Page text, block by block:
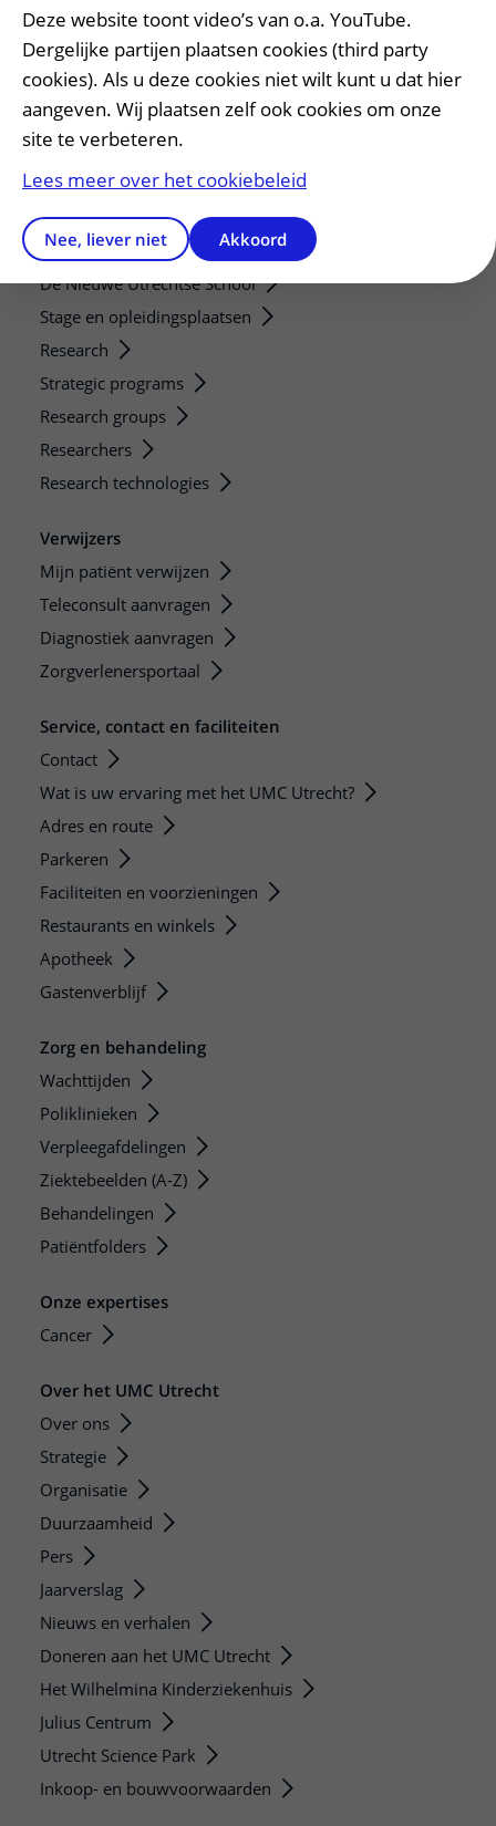
Afspraak maken of wijzigen
Voorbereiden op uw afspraak
Wijzigen patiëntgegevens
Opvragen kopie dossier
Onderwijs en onderzoek
Onze opleidingen
De Nieuwe Utrechtse School
Stage en opleidingsplaatsen
Research
Strategic programs
Research groups
Researchers
Research technologies
Verwijzers
Mijn patiënt verwijzen
Teleconsult aanvragen
Diagnostiek aanvragen
Zorgverlenersportaal
Service, contact en faciliteiten
Contact
Wat is uw ervaring met het UMC Utrecht?
Adres en route
Parkeren
Faciliteiten en voorzieningen
Restaurants en winkels
Apotheek
Gastenverblijf
Zorg en behandeling
Wachttijden
Poliklinieken
Verpleegafdelingen
Ziektebeelden (A-Z)
Behandelingen
Patiëntfolders
Onze expertises
Cancer
Over het UMC Utrecht
Over ons
Strategie
Organisatie
Duurzaamheid
Pers
Jaarverslag
Nieuws en verhalen
Doneren aan het UMC Utrecht
Het Wilhelmina Kinderziekenhuis
Julius Centrum
Utrecht Science Park
Inkoop- en bouwvoorwaarden
Deze website toont video’s van o.a. YouTube.
Dergelijke partijen plaatsen cookies (third party
cookies). Als u deze cookies niet wilt kunt u dat hier
aangeven. Wij plaatsen zelf ook cookies om onze
site te verbeteren.
Lees meer over het cookiebeleid
Nee, liever niet Akkoord